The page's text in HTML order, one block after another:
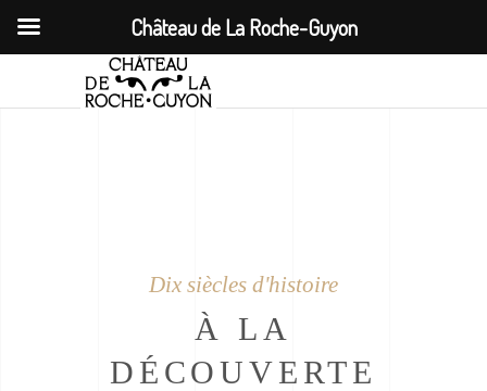
Dix siècles d'histoire
À LA
DÉCOUVERTE
Château de La Roche-Guyon